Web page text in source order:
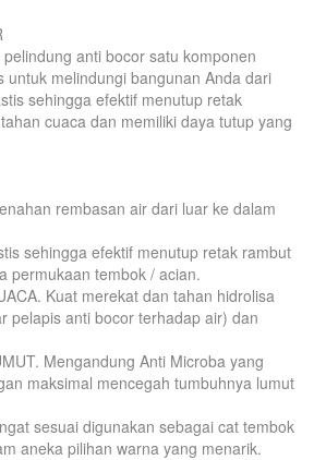
anti bocor satu komponen
untuk melindungi bangunan Anda dari
sehingga efektif menutup retak
cuaca dan memiliki daya tutup yang
rembasan air dari luar ke dalam
sehingga efektif menutup retak rambut
permukaan tembok / acian.
Kuat merekat dan tahan hidrolisa
pelapis anti bocor terhadap air) dan
Mengandung Anti Microba yang
maksimal mencegah tumbuhnya lumut
sesuai digunakan sebagai cat tembok
aneka pilihan warna yang menarik.